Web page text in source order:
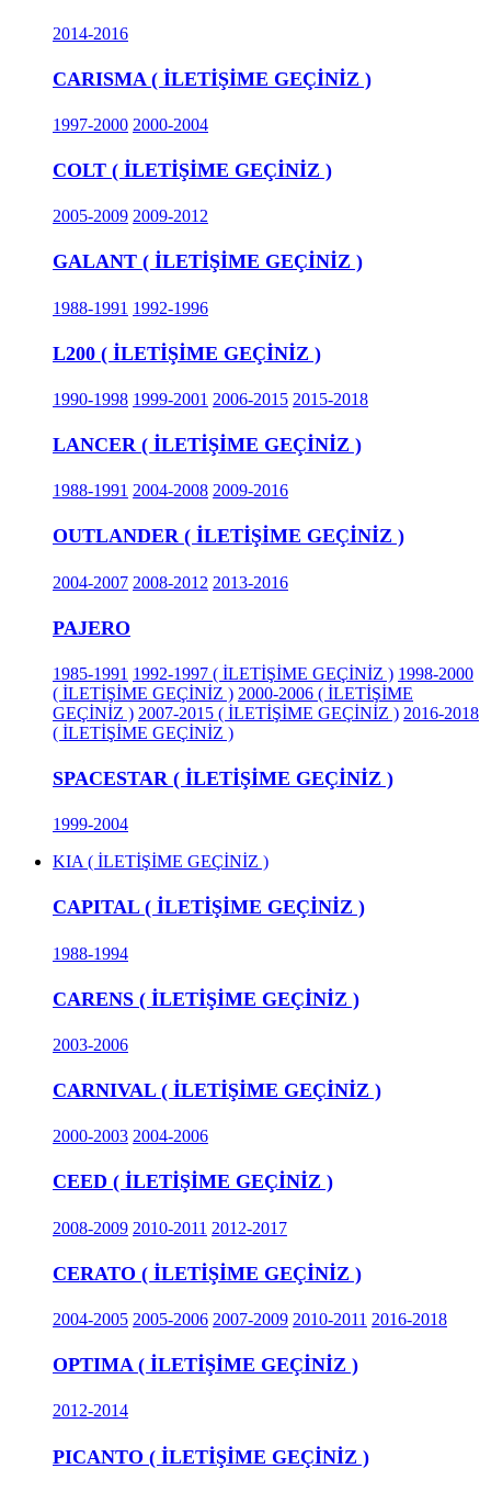
2014-2016
CARISMA ( İLETİŞİME GEÇİNİZ )
1997-2000 2000-2004
COLT ( İLETİŞİME GEÇİNİZ )
2005-2009 2009-2012
GALANT ( İLETİŞİME GEÇİNİZ )
1988-1991 1992-1996
L200 ( İLETİŞİME GEÇİNİZ )
1990-1998 1999-2001 2006-2015 2015-2018
LANCER ( İLETİŞİME GEÇİNİZ )
1988-1991 2004-2008 2009-2016
OUTLANDER ( İLETİŞİME GEÇİNİZ )
2004-2007 2008-2012 2013-2016
PAJERO
1985-1991 1992-1997 ( İLETİŞİME GEÇİNİZ ) 1998-2000
( İLETİŞİME GEÇİNİZ ) 2000-2006 ( İLETİŞİME
GEÇİNİZ ) 2007-2015 ( İLETİŞİME GEÇİNİZ ) 2016-2018
( İLETİŞİME GEÇİNİZ )
SPACESTAR ( İLETİŞİME GEÇİNİZ )
1999-2004
KIA ( İLETİŞİME GEÇİNİZ )
CAPITAL ( İLETİŞİME GEÇİNİZ )
1988-1994
CARENS ( İLETİŞİME GEÇİNİZ )
2003-2006
CARNIVAL ( İLETİŞİME GEÇİNİZ )
2000-2003 2004-2006
CEED ( İLETİŞİME GEÇİNİZ )
2008-2009 2010-2011 2012-2017
CERATO ( İLETİŞİME GEÇİNİZ )
2004-2005 2005-2006 2007-2009 2010-2011 2016-2018
OPTIMA ( İLETİŞİME GEÇİNİZ )
2012-2014
PICANTO ( İLETİŞİME GEÇİNİZ )